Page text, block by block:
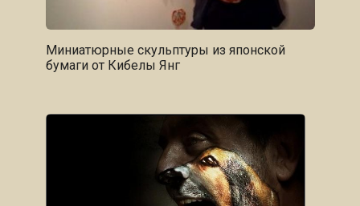
Миниатюрные скульптуры из японской
бумаги от Кибелы Янг